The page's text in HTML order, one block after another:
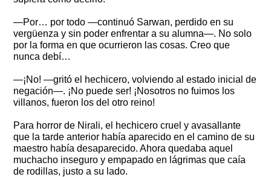
—Por… por todo —continuó Sarwan, perdido en su
vergüenza y sin poder enfrentar a su alumna—. No solo
por la forma en que ocurrieron las cosas. Creo que
nunca debí…
—¡No! —gritó el hechicero, volviendo al estado inicial de
negación—. ¡No puede ser! ¡Nosotros no fuimos los
villanos, fueron los del otro reino!
Para horror de Nirali, el hechicero cruel y avasallante
que la tarde anterior había aparecido en el camino de su
maestro había desaparecido. Ahora quedaba aquel
muchacho inseguro y empapado en lágrimas que caía
de rodillas, justo a su lado.